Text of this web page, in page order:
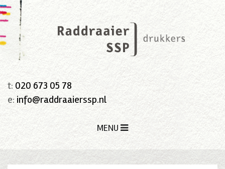
t: 020 673 05 78
e: info@raddraaierssp.nl
MENU